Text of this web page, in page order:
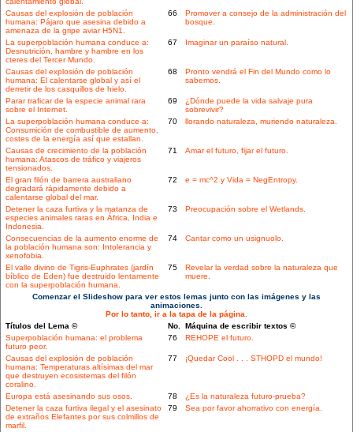
Causas del explosión de población
humana: Pájaro que asesina debido a
amenaza de la gripe aviar H5N1.
66
Promover a consejo de la administración del
bosque.
La superpoblación humana conduce a:
Desnutrición, hambre y hambre en los
cteres del Tercer Mundo.
67 Imaginar un paraíso natural.
Causas del explosión de población
humana: El calentarse global y así el
derretir de los casquillos de hielo.
68
Pronto vendrá el Fin del Mundo como lo
sabemos.
Parar traficar de la especie animal rara
sobre el Internet.
69
¿Dónde puede la vida salvaje pura
sobrevivir?
La superpoblación humana conduce a:
Consumición de combustible de aumento,
costes de la energía así que estallan.
70 llorando naturaleza, muriendo naturaleza.
Causas de crecimiento de la población
humana: Atascos de tráfico y viajeros
tensionados.
71 Amar el futuro, fijar el futuro.
El gran filón de barrera australiano
degradará rápidamente debido a
calentarse global del mar.
72 e = mc^2 y Vida = NegEntropy.
Detener la caza furtiva y la matanza de
especies animales raras en África, India e
Indonesia.
73 Preocupación sobre el Wetlands.
Consecuencias de la aumento enorme de
la población humana son: Intolerancia y
xenofobia.
74 Cantar como un usignuolo.
El valle divino de Tigris-Euphrates (jardín
bíblico de Eden) fue destruido lentamente
con la superpoblación humana.
75
Revelar la verdad sobre la naturaleza que
muere.
Comenzar el Slideshow para ver estos lemas junto con las imágenes y las
animaciones.
Por lo tanto, ir a la tapa de la página.
Títulos del Lema ©
No. Máquina de escribir textos ©
Superpoblación humana: el problema
futuro peor.
76 REHOPE el futuro.
Causas del explosión de población
humana: Temperaturas altísimas del mar
que destruyen ecosistemas del filón
coralino.
77 ¡Quedar Cool . . . STHOPD el mundo!
Europa está asesinando sus osos. 78
¿Es la naturaleza futuro-prueba?
Detener la caza furtiva ilegal y el asesinato
de extraños Elefantes por sus colmillos de
marfil.
79 Sea por favor ahorrativo con energía.